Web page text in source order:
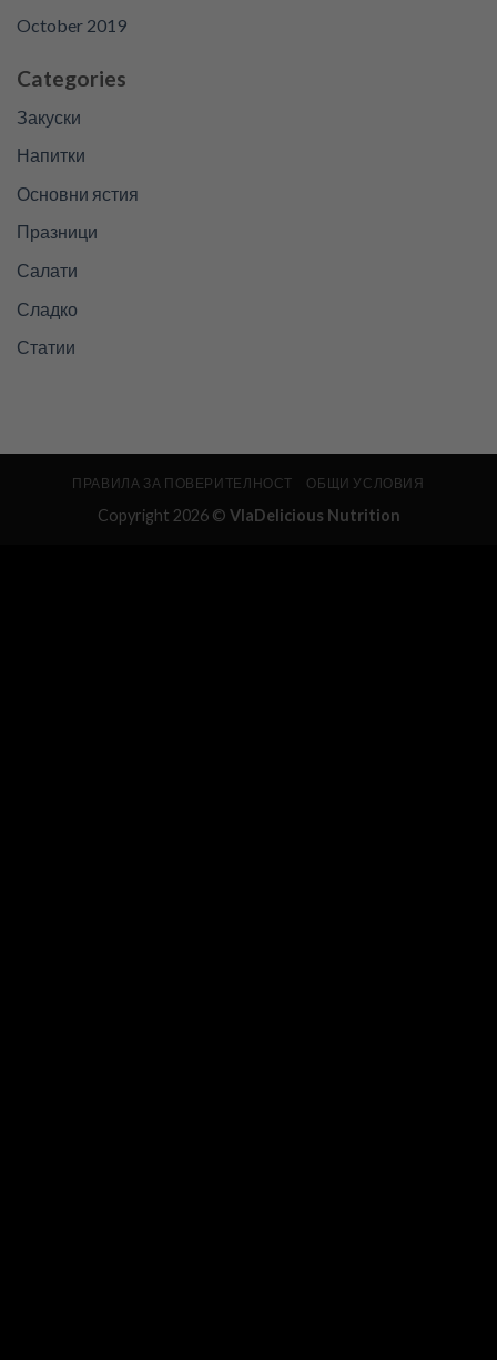
October 2019
Categories
Закуски
Напитки
Основни ястия
Празници
Салати
Сладко
Статии
ПРАВИЛА ЗА ПОВЕРИТЕЛНОСТ ОБЩИ УСЛОВИЯ
Copyright 2026 © VlaDelicious Nutrition